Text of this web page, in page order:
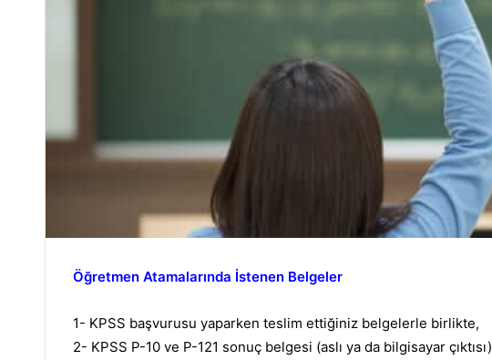
Öğretmen Atamalarında İstenen Belgeler
1- KPSS başvurusu yaparken teslim ettiğiniz belgelerle birlikte,
2- KPSS P-10 ve P-121 sonuç belgesi (aslı ya da bilgisayar çıktısı)